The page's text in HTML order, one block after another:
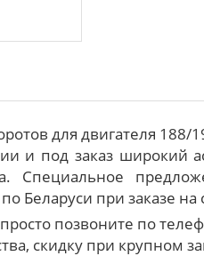
для двигателя
и под заказ широкий
Специальное
Беларуси при заказе
просто позвоните по
скидку при крупном